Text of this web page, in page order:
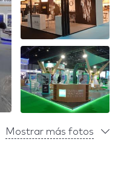
Mostrar más fotos